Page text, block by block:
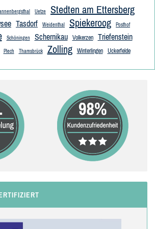
Uetze Stedten am Ettersberg
Tasdorf Weidenthal Spiekeroog Posthof
Schöningen Schernikau Volkerzen Triefenstein
Plech Thamsbrück Zolling Winterlingen Uckerfelde